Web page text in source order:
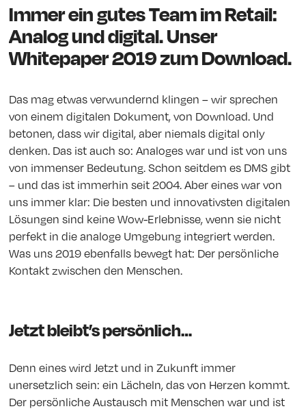
Immer ein gutes Team im Retail:
Analog und digital. Unser
Whitepaper 2019 zum Download.
Das mag etwas verwundernd klingen – wir sprechen
von einem digitalen Dokument, von Download. Und
betonen, dass wir digital, aber niemals digital only
denken. Das ist auch so: Analoges war und ist von uns
von immenser Bedeutung. Schon seitdem es DMS gibt
– und das ist immerhin seit 2004. Aber eines war von
uns immer klar: Die besten und innovativsten digitalen
Lösungen sind keine Wow-Erlebnisse, wenn sie nicht
perfekt in die analoge Umgebung integriert werden.
Was uns 2019 ebenfalls bewegt hat: Der persönliche
Kontakt zwischen den Menschen.
Jetzt bleibt’s persönlich…
Denn eines wird Jetzt und in Zukunft immer
unersetzlich sein: ein Lächeln, das von Herzen kommt.
Der persönliche Austausch mit Menschen war und ist